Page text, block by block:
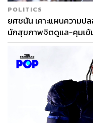
POLITICS
ยศชนัน เคาะแผนความป
นักสุขภาพจิตดูแล-คุมเ